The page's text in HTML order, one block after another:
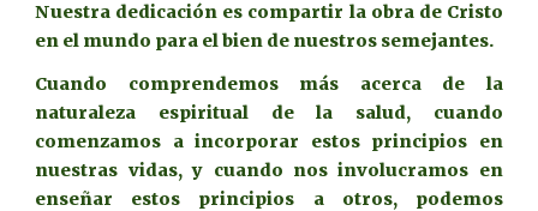
Nuestra dedicación es compartir la obra de Cristo
en el mundo para el bien de nuestros semejantes.
Cuando comprendemos más acerca de la
naturaleza espiritual de la salud, cuando
comenzamos a incorporar estos principios en
nuestras vidas, y cuando nos involucramos en
enseñar estos principios a otros, podemos